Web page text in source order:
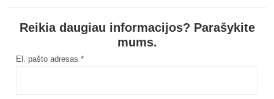
Reikia daugiau informacijos? Parašykite
mums.
El. pašto adresas *